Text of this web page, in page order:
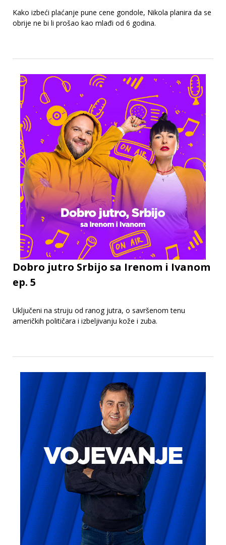
Kako izbeći plaćanje pune cene gondole, Nikola planira da se
obrije ne bi li prošao kao mlađi od 6 godina.
Dobro jutro Srbijo sa Irenom i Ivanom
ep. 5
Uključeni na struju od ranog jutra, o savršenom tenu
američkih političara i izbeljivanju kože i zuba.